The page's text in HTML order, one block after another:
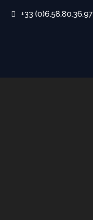
+33 (0)6.58.80.36.97